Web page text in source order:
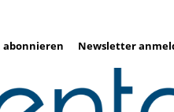
abonnieren Newsletter